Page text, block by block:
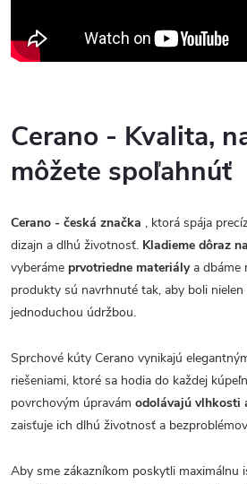
Cerano - Kvalita,
môžete spoľahnúť
Cerano - česká značka , ktorá spája
dizajn a dlhú životnosť. Kladieme dôraz
vyberáme prvotriedne materiálya dbáme
produkty sú navrhnuté tak, aby boli
jednoduchou údržbou.
Sprchové kúty Cerano vynikajú
riešeniami, ktoré sa hodia do každej
povrchovým úpravám odolávajú vlhkosti
zaisťuje ich dlhú životnosť a
Aby sme zákazníkom poskytli maximálnu